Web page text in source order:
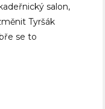
salon,
Tyršák
se to